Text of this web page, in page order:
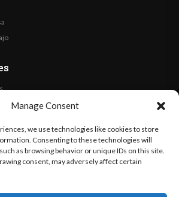
Manage Consent
we use technologies like cookies to store
Consenting to these technologies will
as browsing behavior or unique IDs on this site.
consent, may adversely affect certain
Síguenos